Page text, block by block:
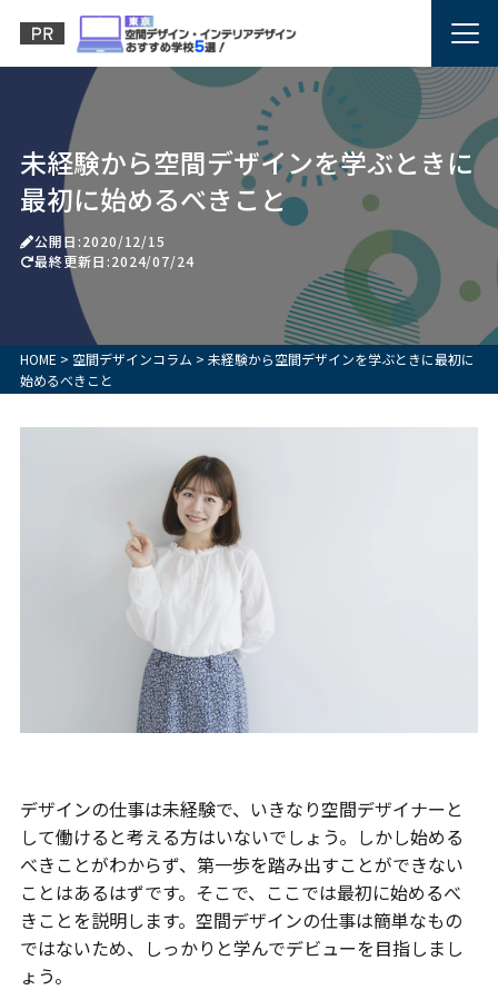
未経験から空間デザインを学ぶときに
最初に始めるべきこと
公開日:2020/12/15
最終更新日:2024/07/24
HOME > 空間デザインコラム > 未経験から空間デザインを学ぶときに最初に
始めるべきこと
デザインの仕事は未経験で、いきなり空間デザイナーと
して働けると考える方はいないでしょう。しかし始める
べきことがわからず、第一歩を踏み出すことができない
ことはあるはずです。そこで、ここでは最初に始めるべ
きことを説明します。空間デザインの仕事は簡単なもの
ではないため、しっかりと学んでデビューを目指しまし
ょう。